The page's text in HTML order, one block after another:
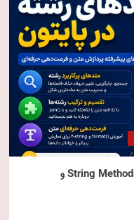
متدهای رشته در پایتون؛ آموزش کامل String Methods و